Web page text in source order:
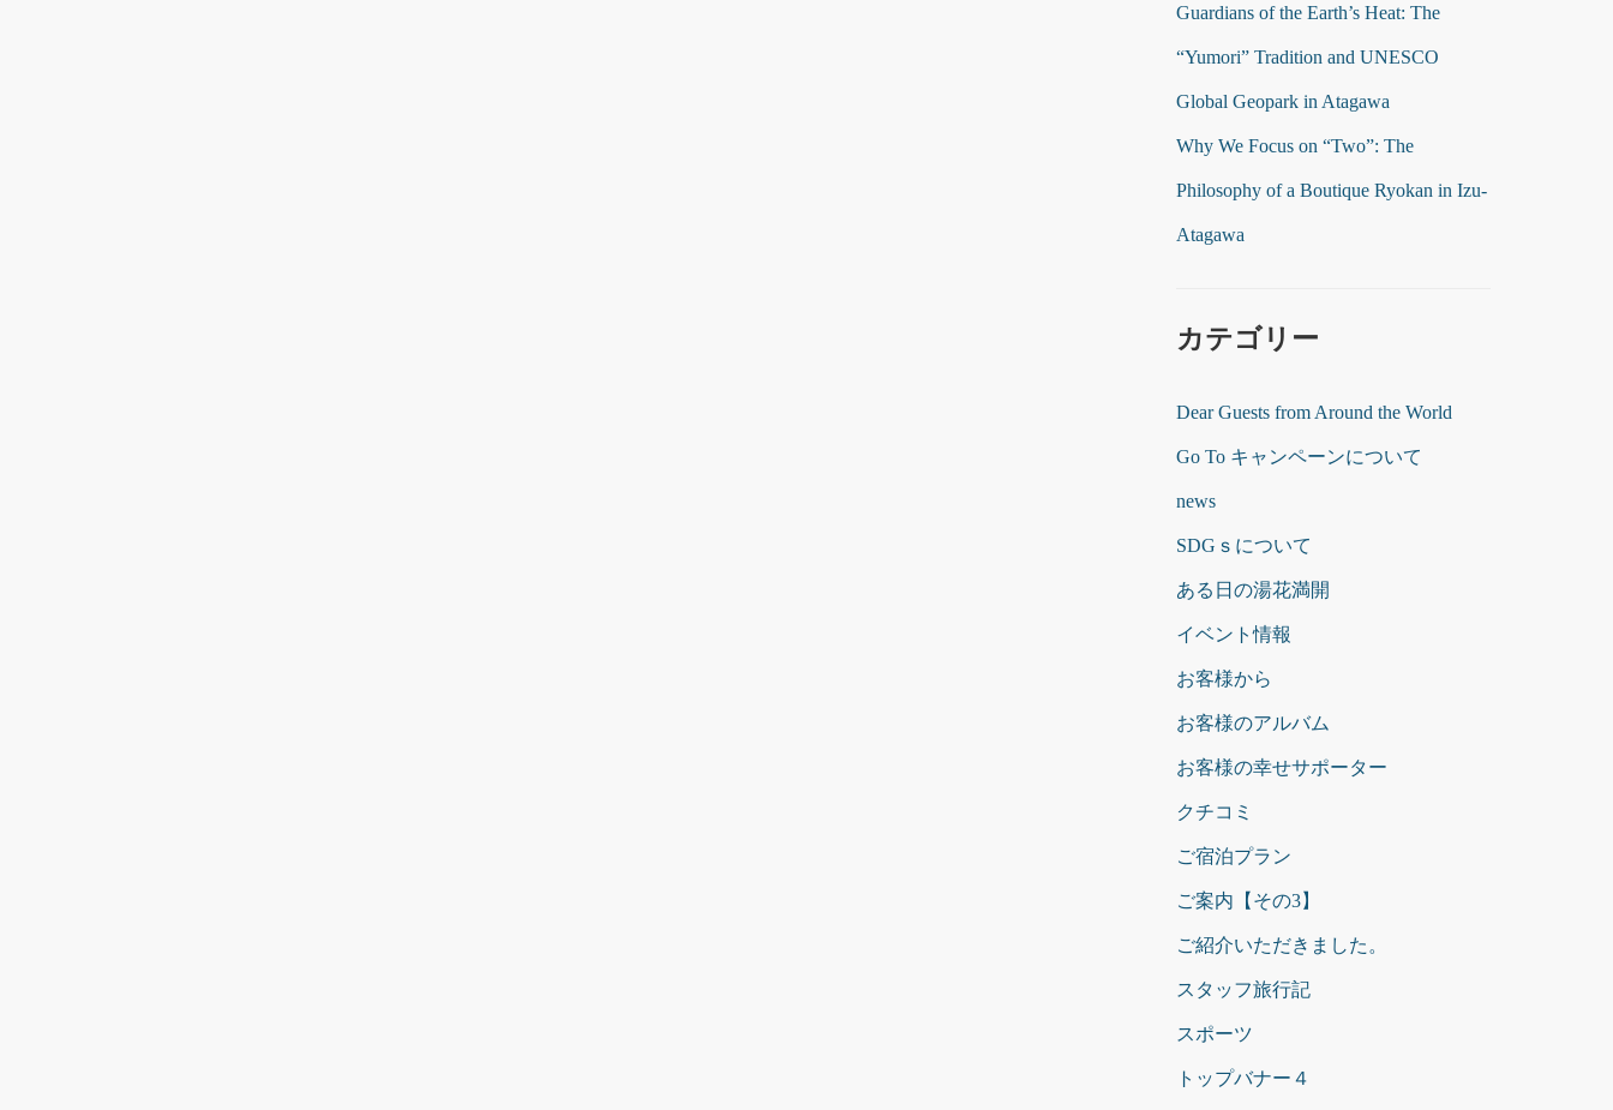
Guardians of the Earth’s Heat: The
“Yumori” Tradition and UNESCO
Global Geopark in Atagawa
Why We Focus on “Two”: The
Philosophy of a Boutique Ryokan in Izu-
Atagawa
カテゴリー
Dear Guests from Around the World
Go To キャンペーンについて
news
SDGｓについて
ある日の湯花満開
イベント情報
お客様から
お客様のアルバム
お客様の幸せサポーター
クチコミ
ご宿泊プラン
ご案内【その3】
ご紹介いただきました。
スタッフ旅行記
スポーツ
トップバナー４